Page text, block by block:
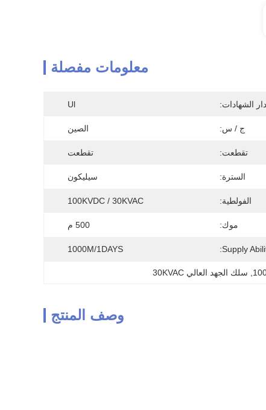
معلومات مفصلة
الشهادات: Ul
ج / س: الصين
تقطعت: تقطعت
السترة: سيليكون
الفولطية: 100KVDC / 30KVAC
موك: 500 م
Supply
1000M/1DAYS
سلك الجهد العالي 30KVAC
وصف المنتج